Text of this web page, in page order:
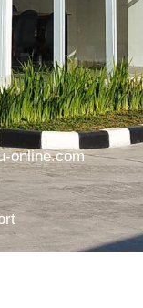
online.com